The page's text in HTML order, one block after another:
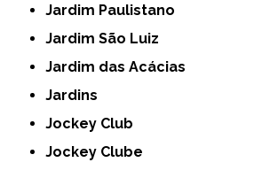
Jardim Paulistano
Jardim São Luiz
Jardim das Acácias
Jardins
Jockey Club
Jockey Clube